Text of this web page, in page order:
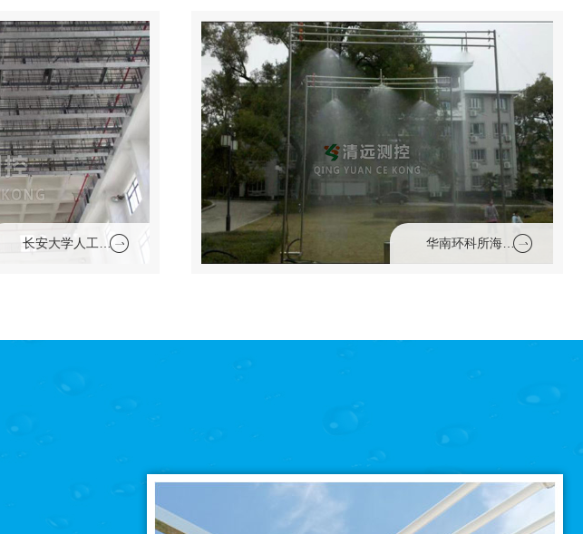
长安大学人工模拟降雨大厅（带有马道和遮雨槽） 华南环科所海南照片全自动便携式人工模拟降雨